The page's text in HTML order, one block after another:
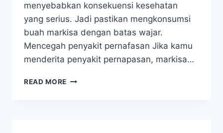
menyebabkan konsekuensi kesehatan
yang serius. Jadi pastikan mengkonsumsi
buah markisa dengan batas wajar.
Mencegah penyakit pernafasan Jika kamu
menderita penyakit pernapasan, markisa…
READ MORE MANFAAT